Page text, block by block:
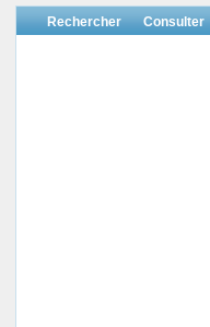
Rechercher Consulter